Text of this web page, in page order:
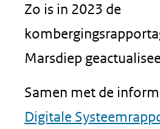
Zo is in 2023 de
Marsdiep
Samen met de
Digitale